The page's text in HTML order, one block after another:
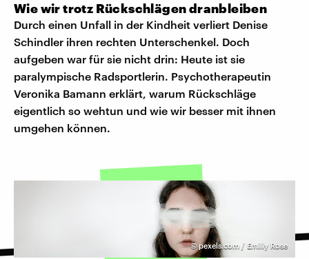
Wie wir trotz Rückschlägen dranbleiben
Durch einen Unfall in der Kindheit verliert Denise
Schindler ihren rechten Unterschenkel. Doch
aufgeben war für sie nicht drin: Heute ist sie
paralympische Radsportlerin. Psychotherapeutin
Veronika Bamann erklärt, warum Rückschläge
eigentlich so wehtun und wie wir besser mit ihnen
umgehen können.
©pexels.com / Emiliy Rose